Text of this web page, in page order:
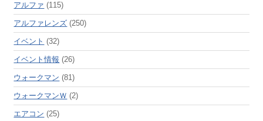
アルファ (115)
アルファレンズ (250)
イベント (32)
イベント情報 (26)
ウォークマン (81)
ウォークマンＷ (2)
エアコン (25)